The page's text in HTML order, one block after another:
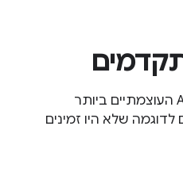
קראו על כמה מממשקי ה-API העוצמתיים ביותר
שלא היו זמינים